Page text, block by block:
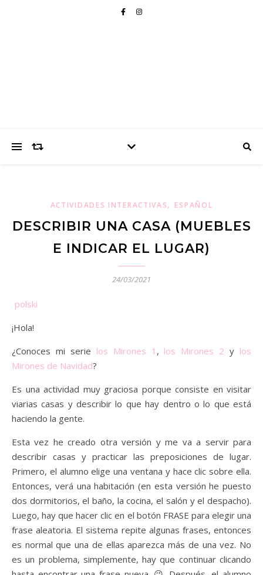
ACTIVIDADES INTERACTIVAS, ESPAÑOL
DESCRIBIR UNA CASA (MUEBLES
E INDICAR EL LUGAR)
24/03/2021
polski
¡Hola!
¿Conoces mi serie los Mirones 1 , los Mirones 2 y los
Mirones de Navidad?
Es una actividad muy graciosa porque consiste en visitar
viarias casas y describir lo que hay dentro o lo que está
haciendo la gente.
Esta vez he creado otra versión y me va a servir para
describir casas y practicar las preposiciones de lugar.
Primero, el alumno elige una ventana y hace clic sobre ella.
Entonces, verá una habitación (en esta versión he puesto
dos dormitorios, el baño, la cocina, el salón y el despacho).
Luego, hay que hacer clic en el botón FRASE para elegir una
frase aleatoria. El sistema repite algunas frases, entonces
es normal que una de ellas aparezca más de una vez. No
es un problema, simplemente, hay que continuar clicando